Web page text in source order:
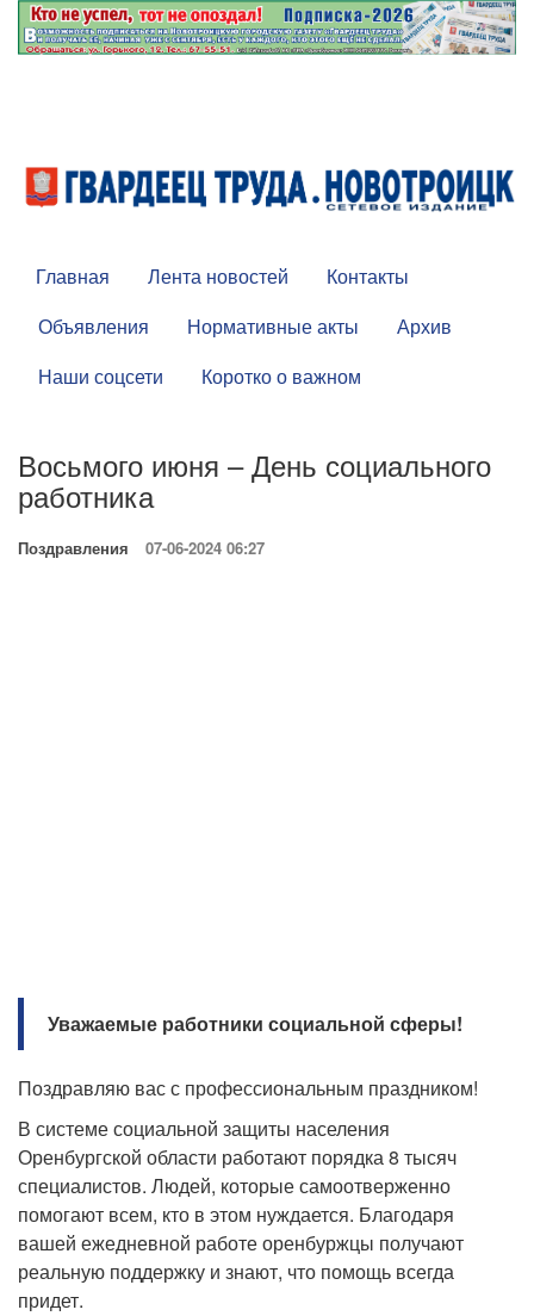
Главная Лента новостей
Контакты
Объявления
Нормативные акты
Архив
Наши соцсети
Коротко о важном
Восьмого июня – День социального
работника
Поздравления 07-06-2024 06:27
Уважаемые работники социальной сферы!
Поздравляю вас с профессиональным праздником!
В системе социальной защиты населения
Оренбургской области работают порядка 8 тысяч
специалистов. Людей, которые самоотверженно
помогают всем, кто в этом нуждается. Благодаря
вашей ежедневной работе оренбуржцы получают
реальную поддержку и знают, что помощь всегда
придет.